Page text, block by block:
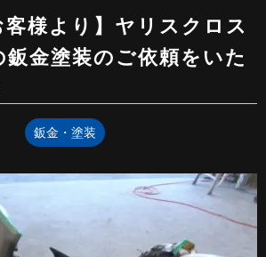
客様より】ヤリスクロス
鈑金塗装のご依頼をいた
鈑金・塗装